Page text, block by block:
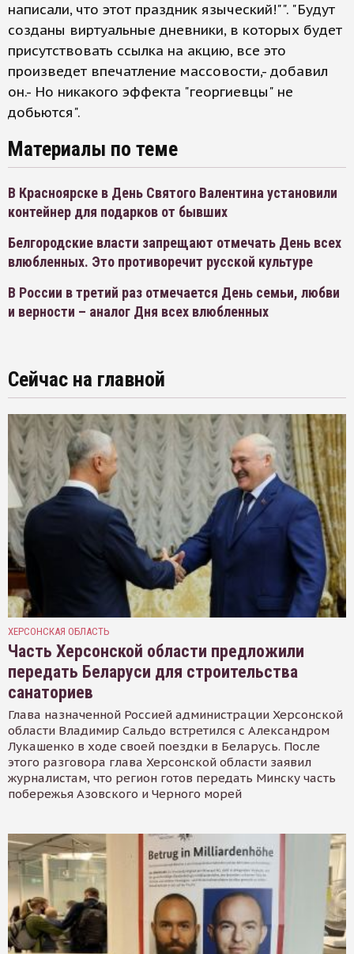
написали, что этот праздник языческий!"". "Будут
созданы виртуальные дневники, в которых будет
присутствовать ссылка на акцию, все это
произведет впечатление массовости,- добавил
он.- Но никакого эффекта "георгиевцы" не
добьются".
Материалы по теме
В Красноярске в День Святого Валентина установили
контейнер для подарков от бывших
Белгородские власти запрещают отмечать День всех
влюбленных. Это противоречит русской культуре
В России в третий раз отмечается День семьи, любви
и верности – аналог Дня всех влюбленных
Сейчас на главной
ХЕРСОНСКАЯ ОБЛАСТЬ
Часть Херсонской области предложили
передать Беларуси для строительства
санаториев
Глава назначенной Россией администрации Херсонской
области Владимир Сальдо встретился с Александром
Лукашенко в ходе своей поездки в Беларусь. После
этого разговора глава Херсонской области заявил
журналистам, что регион готов передать Минску часть
побережья Азовского и Черного морей